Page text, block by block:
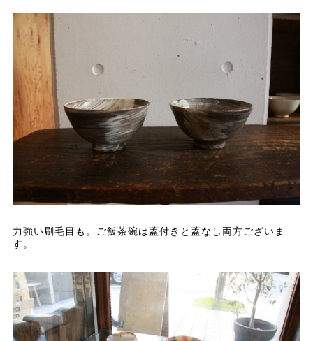
力強い刷毛目も。ご飯茶碗は蓋付きと蓋なし両方ございま
す。